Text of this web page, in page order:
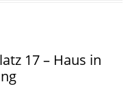
17 – Haus in